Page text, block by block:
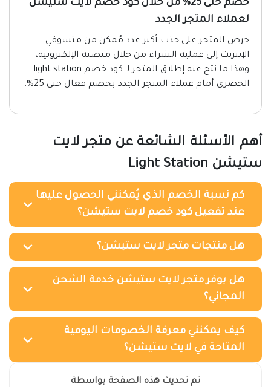
خصم حتى 25% من خلال كود خصم لايت ستيشن
لعملاء المتجر الجدد
حرص المتجر على جذب أكبر عدد مُمكن من متسوقي
الإنترنت إلى عملية الشراء من خلال منصته الإلكترونية،
وهذا ما نتج عنه إطلاق المتجر لـ كود خصم light station
الحصرى أمام عملاء المتجر الجدد بخصم فعال حتى 25%.
أهم الأسئلة الشائعة عن متجر لايت
ستيشن Light Station
كم نسبة الخصم الذي يُمكنني الحصول عليها
عند تفعيل كود خصم لايت ستيشن؟
هل منتجات متجر لايت ستيشن؟
هل يوفر متجر لايت ستيشن خدمة الشحن
المجاني؟
كيف يمكنني معرفة الخصومات اليومية
المتاحة في لايت ستيشن؟
تم تحديث هذه الصفحة بواسطة